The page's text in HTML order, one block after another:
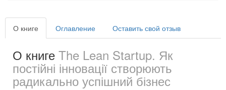
О книге Оглавление Оставить свой отзыв
О книге The Lean Startup. Як
постійні інновації створюють
радикально успішний бізнес